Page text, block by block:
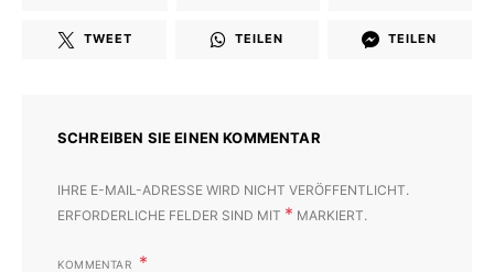
TWEET TEILEN TEILEN
SCHREIBEN SIE EINEN KOMMENTAR
IHRE E-MAIL-ADRESSE WIRD NICHT VERÖFFENTLICHT.
ERFORDERLICHE FELDER SIND MIT * MARKIERT.
KOMMENTAR